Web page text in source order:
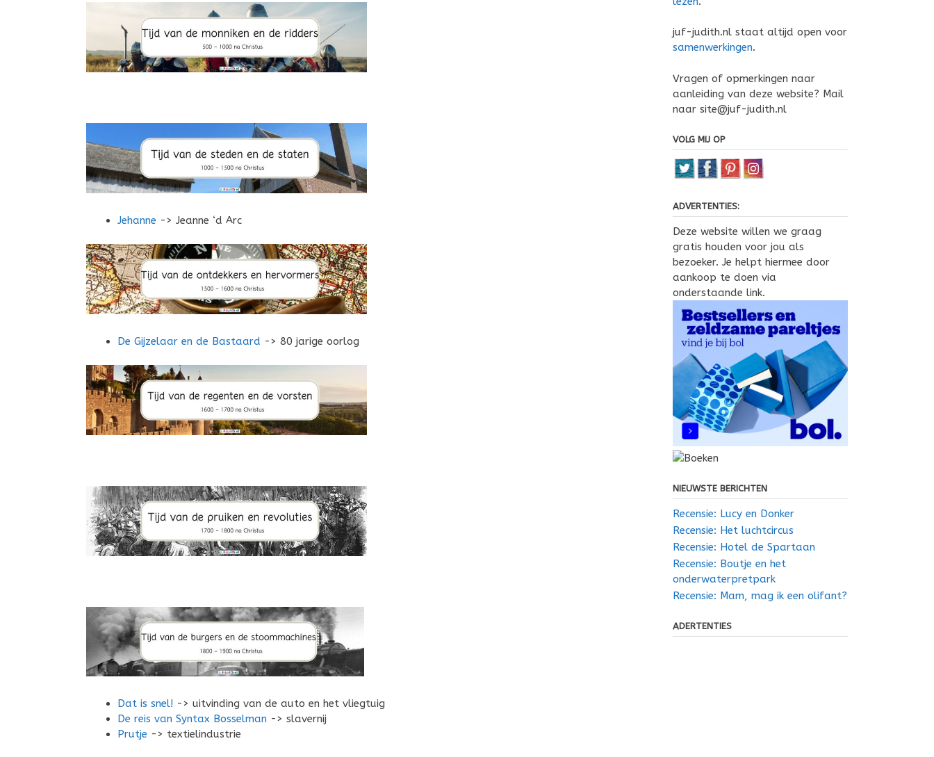
Jehanne -> Jeanne ‘d Arc
De Gijzelaar en de Bastaard -> 80 jarige oorlog
Dat is snel! -> uitvinding van de auto en het vliegtuig
De reis van Syntax Bosselman -> slavernij
Prutje -> textielindustrie
juf-judith.nl staat altijd open voor
samenwerkingen.
Vragen of opmerkingen naar
aanleiding van deze website? Mail
naar site@juf-judith.nl
VOLG MIJ OP
ADVERTENTIES:
Deze website willen we graag
gratis houden voor jou als
bezoeker. Je helpt hiermee door
aankoop te doen via
onderstaande link.
NIEUWSTE BERICHTEN
Recensie: Lucy en Donker
Recensie: Het luchtcircus
Recensie: Hotel de Spartaan
Recensie: Boutje en het
onderwaterpretpark
Recensie: Mam, mag ik een olifant?
ADERTENTIES